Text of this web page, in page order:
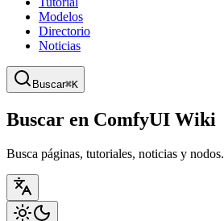
Modelos
Directorio
Noticias
Buscar⌘K
Buscar en ComfyUI Wiki
Busca páginas, tutoriales, noticias y nodos.